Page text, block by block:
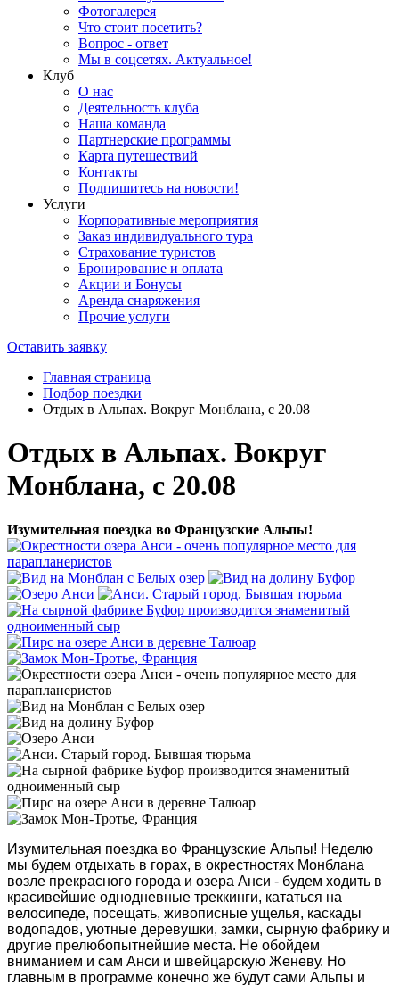
Фотогалерея
Что стоит посетить?
Вопрос - ответ
Мы в соцсетях. Актуальное!
Клуб
О нас
Деятельность клуба
Наша команда
Партнерские программы
Карта путешествий
Контакты
Подпишитесь на новости!
Услуги
Корпоративные мероприятия
Заказ индивидуального тура
Страхование туристов
Бронирование и оплата
Акции и Бонусы
Аренда снаряжения
Прочие услуги
Оставить заявку
Главная страница
Подбор поездки
Отдых в Альпах. Вокруг Монблана, с 20.08
Отдых в Альпах. Вокруг
Монблана, с 20.08
Изумительная поездка во Французские Альпы!
Изумительная поездка во Французские Альпы! Неделю
мы будем отдыхать в горах, в окрестностях Монблана
возле прекрасного города и озера Анси - будем ходить в
красивейшие однодневные треккинги, кататься на
велосипеде, посещать, живописные ущелья, каскады
водопадов, уютные деревушки, замки, сырную фабрику и
другие прелюбопытнейшие места. Не обойдем
вниманием и сам Анси и швейцарскую Женеву. Но
главным в программе конечно же будут сами Альпы и